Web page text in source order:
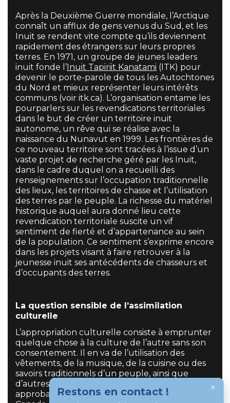
Après la Deuxième Guerre mondiale, l’Arctique
connaît un afflux de gens venus du Sud, et les
Inuit se rendent vite compte qu’ils deviennent
rapidement des étrangers sur leurs propres
terres. En 1971, un groupe de jeunes leaders
inuit fonde l’ Inuit Tapiriit Kanatami (ITK) pour
devenir le porte-parole de tous les Autochtones
du Nord et mieux représenter leurs intérêts
communs (voir itk.ca). L’organisation entame les
pourparlers sur les revendications territoriales
dans le but de créer un territoire inuit
autonome, un rêve qui se réalise avec la
naissance du Nunavut en 1999. Les frontières de
ce nouveau territoire sont tracées à l’issue d’un
vaste projet de recherche géré par les Inuit,
dans le cadre duquel on a recueilli des
renseignements sur l’occupation traditionnelle
des lieux, les territoires de chasse et l’utilisation
des terres par le peuple. La richesse du matériel
historique auquel aura donné lieu cette
revendication territoriale suscite un vif
sentiment de fierté et d’appartenance au sein
de la population. Ce sentiment s’exprime encore
dans les projets visant à faire retrouver à la
jeunesse inuit ses antécédents de chasseurs et
d’occupants des terres.
La question sensible de l’assimilation
culturelle
L’appropriation culturelle consiste à emprunter
quelque chose à la culture de l’autre sans son
consentement. Il en va de l’utilisation des
vêtements, de la musique, de la cuisine ou des
savoirs traditionnels d’un peuple, ainsi que
d’autres aspects de sa culture, sans son
approbation. Pour les peuples autochtones au
×
Restons en contact !